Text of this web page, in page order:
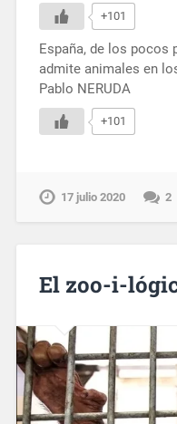
+101
España, de los pocos
admite animales en
Pablo NERUDA
+101
17 julio 2020 2
El zoo-i-